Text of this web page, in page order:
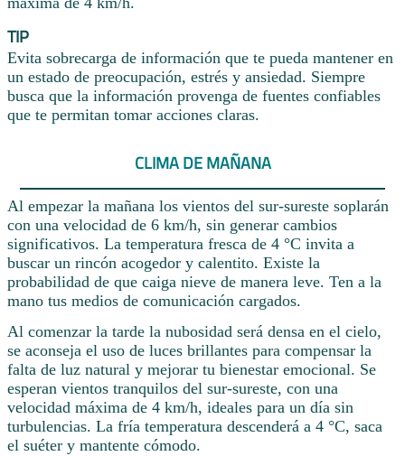
TIP
Evita sobrecarga de información que te pueda mantener en
un estado de preocupación, estrés y ansiedad. Siempre
busca que la información provenga de fuentes confiables
que te permitan tomar acciones claras.
CLIMA DE MAÑANA
Al empezar la mañana los vientos del sur-sureste soplarán
con una velocidad de 6 km/h, sin generar cambios
significativos. La temperatura fresca de 4 °C invita a
buscar un rincón acogedor y calentito. Existe la
probabilidad de que caiga nieve de manera leve. Ten a la
mano tus medios de comunicación cargados.
Al comenzar la tarde la nubosidad será densa en el cielo,
se aconseja el uso de luces brillantes para compensar la
falta de luz natural y mejorar tu bienestar emocional. Se
esperan vientos tranquilos del sur-sureste, con una
velocidad máxima de 4 km/h, ideales para un día sin
turbulencias. La fría temperatura descenderá a 4 °C, saca
el suéter y mantente cómodo.